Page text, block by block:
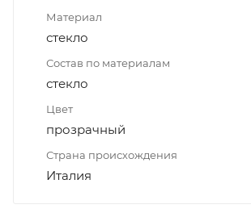
Материал
стекло
Состав по материалам
стекло
Цвет
прозрачный
Страна происхождения
Италия